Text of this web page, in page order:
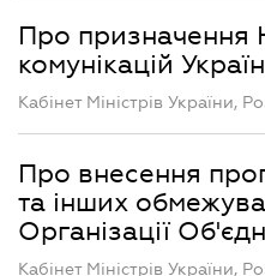
Про призначення
комунікацій
Кабінет Міністрів України,
Про внесення
та інших
Організації
Кабінет Міністрів України,